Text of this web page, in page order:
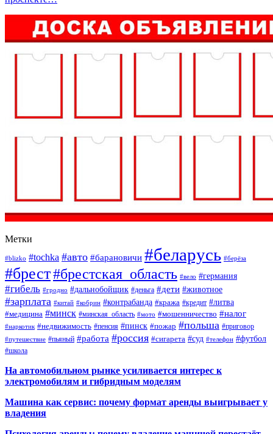
Метки
#blizko #tochka #авто #барановичи #беларусь #берёза
#брест#брестская_область #вело #германия
#гибель #гродно #дальнобойщик #деньга #дети #животное
#зарплата #китай #кобрин #контрабанда #кража #кредит #литва
#медицина #минск #минская_область #мото #мошенничество #налог
#наркотик #недвижимость #пенсия #пинск #пожар #польша #приговор
#путешествие #пьяный #работа #россия #сигарета #суд #телефон #футбол
#школа
На автомобильном рынке усиливается интерес к
электромобилям и гибридным моделям
Машина как сервис: почему формат аренды выигрывает у
владения